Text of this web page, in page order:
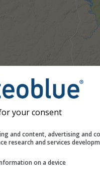
your consent
and content, advertising and
research and services
on a device